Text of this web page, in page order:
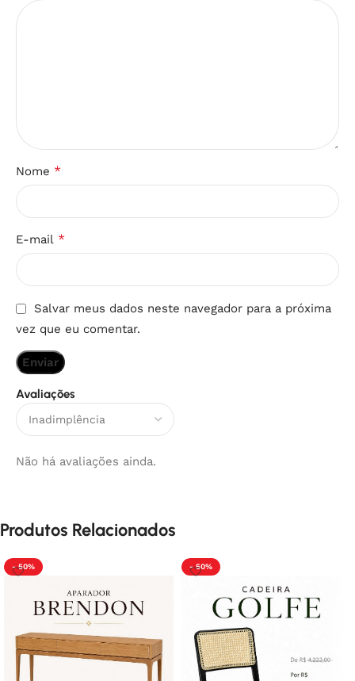
Avaliações
Não há avaliações ainda.
Nome *
E-mail *
Salvar meus dados neste navegador para a próxima
vez que eu comentar.
Produtos Relacionados
- 50% - 50%